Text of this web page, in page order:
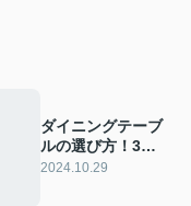
ダイニングテーブ
ルの選び方！3つ
のポイントに分け
2024.10.29